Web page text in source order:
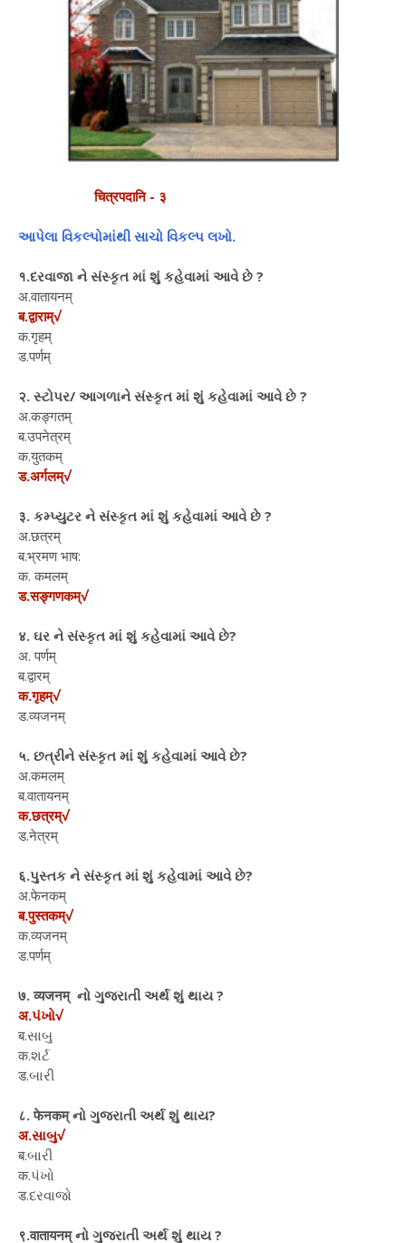
चित्रपदानि - ३
આપેલા વિકલ્પોમાંથી સાચો વિકલ્પ લખો.
१.દરવાજા ને સંસ્કૃત માં શું કહેવામાં આવે છે ?
अ.वातायनम्
ब.द्वाराम्√
क.गृहम्
ड.पर्णम्
२. સ્ટોપર/ આગળાને સંસ્કૃત માં શું કહેવામાં આવે છે ?
अ.कङ्गतम्
ब.उपनेत्रम्
क.युतकम्
ड.अर्गलम्√
३. કમ્પ્યુટર ને સંસ્કૃત માં શું કહેવામાં આવે છે ?
अ.छत्रम्
ब.भ्रमण भाष:
क. कमलम्
ड.सङ्गणकम्√
४. ઘર ને સંસ્કૃત માં શું કહેવામાં આવે છે?
अ. पर्णम्
ब.द्वारम्
क.गृहम्√
ड.व्यजनम्
५. છત્રીને સંસ્કૃત માં શું કહેવામાં આવે છે?
अ.कमलम्
ब.वातायनम्
क.छत्रम्√
ड.नेत्रम्
६.પુસ્તક ને સંસ્કૃત માં શું કહેવામાં આવે છે?
अ.फेनकम्
ब.पुस्तकम्√
क.व्यजनम्
ड.पर्णम्
७. व्यजनम् નો ગુજરાતી અર્થ શું થાય ?
अ.પંખો√
ब.સાબુ
क.શર્ટ
ड.બારી
८. फेनकम् નો ગુજરાતી અર્થ શું થાય?
अ.સાબુ√
ब.બારી
क.પંખો
ड.દરવાજો
९.वातायनम् નો ગુજરાતી અર્થ શું થાય ?